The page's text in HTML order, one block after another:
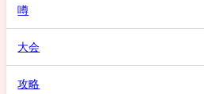
噂
大会
攻略